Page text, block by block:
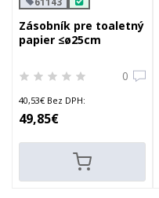
Zásobník pre toaletný
papier ≤ø25cm
0
40,53€ Bez DPH:
49,85€